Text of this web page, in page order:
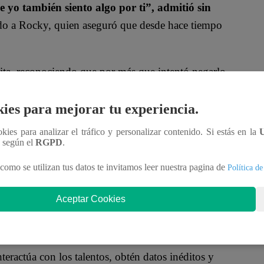
yo también siento algo por ti”, admitió sin
a Rocky, quien aseguró que desde hace tiempo
reconociendo que por más que intentó negarlo,
Rocky tomó la confesión entre bromas y
entre ambos. Incluso, el joven intentó
provocando que Rita reaccionara entre
tema diciendo que tenía que trabajar, la química
con los talentos, obtén datos inéditos y
para mejorar tu experiencia.
para analizar el tráfico y personalizar contenido. Si estás en la
según el RGPD.
se utilizan tus datos te invitamos leer nuestra pagina de Política
Aceptar Cookies